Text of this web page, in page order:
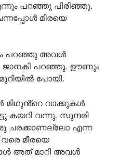
പറഞ്ഞു പിരിഞ്ഞു.
മീരയെ
പറഞ്ഞു അവൾ
ജാനകി പറഞ്ഞു. ഊണും
പോയി.
മിഥുൻ്റെ വാക്കുകൾ
കയറി വന്നു. സുന്ദരി
ചരക്കാണല്ലോ എന്ന
മീരയെ
അത് മാറി അവൾ